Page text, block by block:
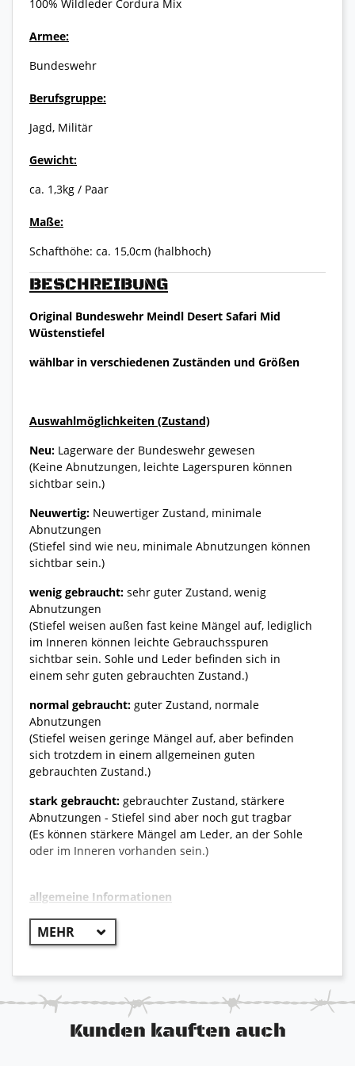
BESCHREIBUNG
Original Bundeswehr Meindl Desert Safari Mid
Wüstenstiefel
wählbar in verschiedenen Zuständen und Größen
Auswahlmöglichkeiten (Zustand)
Neu: Lagerware der Bundeswehr gewesen
(Keine Abnutzungen, leichte Lagerspuren können
sichtbar sein.)
Neuwertig: Neuwertiger Zustand, minimale
Abnutzungen
(Stiefel sind wie neu, minimale Abnutzungen können
sichtbar sein.)
wenig gebraucht: sehr guter Zustand, wenig
Abnutzungen
(Stiefel weisen außen fast keine Mängel auf, lediglich
im Inneren können leichte Gebrauchsspuren
sichtbar sein. Sohle und Leder befinden sich in
einem sehr guten gebrauchten Zustand.)
normal gebraucht: guter Zustand, normale
Abnutzungen
(Stiefel weisen geringe Mängel auf, aber befinden
sich trotzdem in einem allgemeinen guten
gebrauchten Zustand.)
stark gebraucht: gebrauchter Zustand, stärkere
Abnutzungen - Stiefel sind aber noch gut tragbar
(Es können stärkere Mängel am Leder, an der Sohle
oder im Inneren vorhanden sein.)
allgemeine Informationen
++ Original Bundeswehr ++
besonders guten Klimakomfort und der optimalen
Abrollbewegung auf sandigem Boden gehört er mit
zu den Lieblingsstiefeln der Bundeswehr in warmen
100% Wildleder Cordura Mix
Armee:
Bundeswehr
Berufsgruppe:
Jagd, Militär
Gewicht:
ca. 1,3kg / Paar
Maße:
Schafthöhe: ca. 15,0cm (halbhoch)
Kunden kauften auch